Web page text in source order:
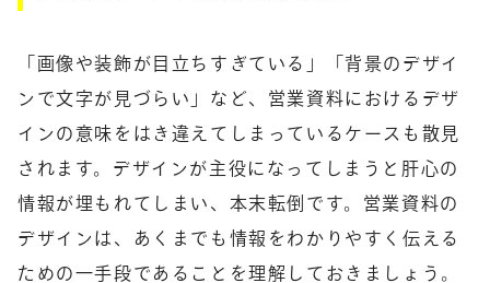
「画像や装飾が目立ちすぎている」「背景のデザイ
ンで文字が見づらい」など、営業資料におけるデザ
インの意味をはき違えてしまっているケースも散見
されます。デザインが主役になってしまうと肝心の
情報が埋もれてしまい、本末転倒です。営業資料の
デザインは、あくまでも情報をわかりやすく伝える
ための一手段であることを理解しておきましょう。